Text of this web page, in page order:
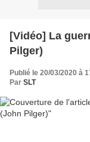
[Vidéo] La
Pilger)
Publié le 20/03/2020 à
Par SLT